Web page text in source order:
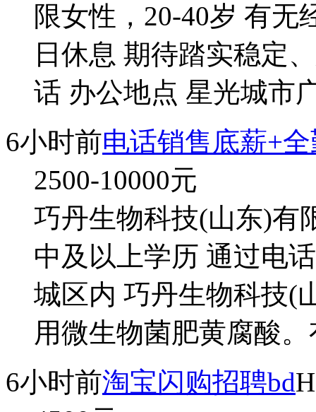
限女性，20-40岁 有无
日休息 期待踏实稳定
话 办公地点 星光城市
6小时前电话销售底薪+
2500-10000元
巧丹生物科技(山东)有
中及以上学历 通过电
城区内 巧丹生物科技(
用微生物菌肥黄腐酸
6小时前淘宝闪购招聘bd